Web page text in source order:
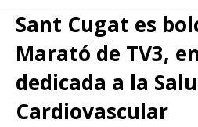
Sant Cugat es
Marató de TV3,
dedicada a la
Cardiovascular